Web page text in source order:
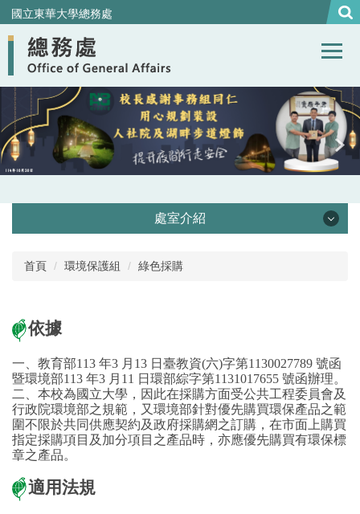
跳
到
主
內
容
區
國立東華大學總務處
處室介紹
處本部
營繕組
環境保護組
經營保管組
出納組
文書組
首頁 環境保護組 綠色採購
依據
一、教育部113 年3 月13 日臺教資(六)字第1130027789 號函
暨環境部113 年3 月11 日環部綜字第1131017655 號函辦理。
二、本校為國立大學，因此在採購方面受公共工程委員會及
行政院環境部之規範，又環境部針對優先購買環保產品之範
圍不限於共同供應契約及政府採購網之訂購，在市面上購買
指定採購項目及加分項目之產品時，亦應優先購買有環保標
章之產品。
適用法規